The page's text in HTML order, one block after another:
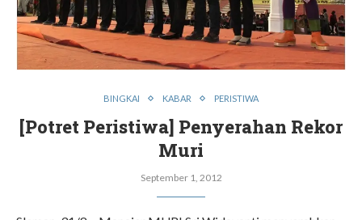
BINGKAI KABAR PERISTIWA
[Potret Peristiwa] Penyerahan Rekor
Muri
September 1, 2012